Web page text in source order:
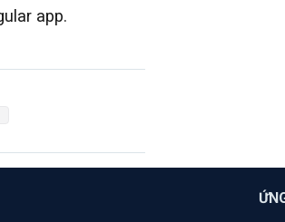
app.